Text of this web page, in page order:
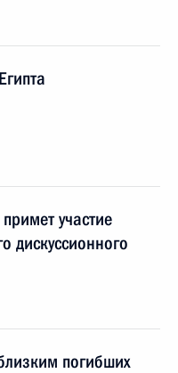
участие
дискуссионного
погибших